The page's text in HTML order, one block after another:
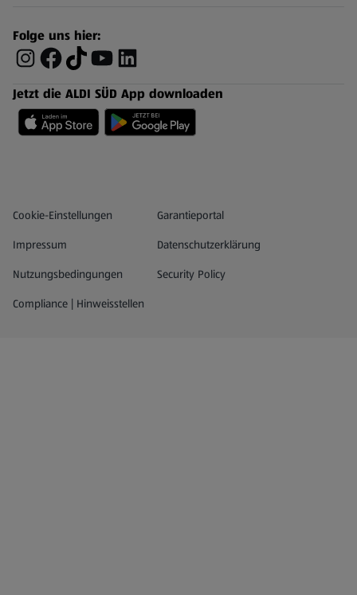
Folge uns hier:
Jetzt die ALDI SÜD App downloaden
Datenschutz- und Richtlinienmenü
Cookie-Einstellungen Garantieportal
(öffnet in einem neuen Tab)
Impressum
Datenschutzerklärung
Nutzungsbedingungen
Security Policy
Compliance | Hinweisstellen